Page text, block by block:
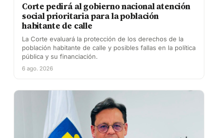
Corte pedirá al gobierno nacional atención
social prioritaria para la población
habitante de calle
La Corte evaluará la protección de los derechos de la
población habitante de calle y posibles fallas en la política
pública y su financiación.
6 ago. 2026